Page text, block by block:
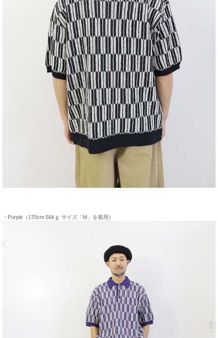
・Purple（170cm 56kｇ サイズ「M」を着用）